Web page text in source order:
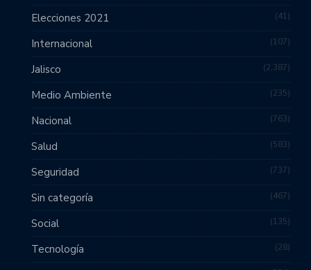
Elecciones 2021 41
Internacional 107
Jalisco 2,387
Medio Ambiente 235
Nacional 763
Salud 583
Seguridad 737
Sin categoría 467
Social 135
Tecnología 28